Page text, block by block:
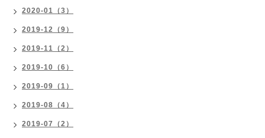
2020-01（3）
2019-12（9）
2019-11（2）
2019-10（6）
2019-09（1）
2019-08（4）
2019-07（2）